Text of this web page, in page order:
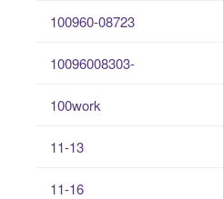
100960-08723
10096008303-
100work
11-13
11-16